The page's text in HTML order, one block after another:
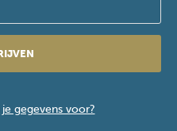
gegevens voor?